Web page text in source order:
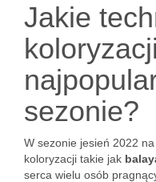
Jakie
sezonie?
W sezonie jesień 2022
koloryzacji takie jak
serca wielu osób